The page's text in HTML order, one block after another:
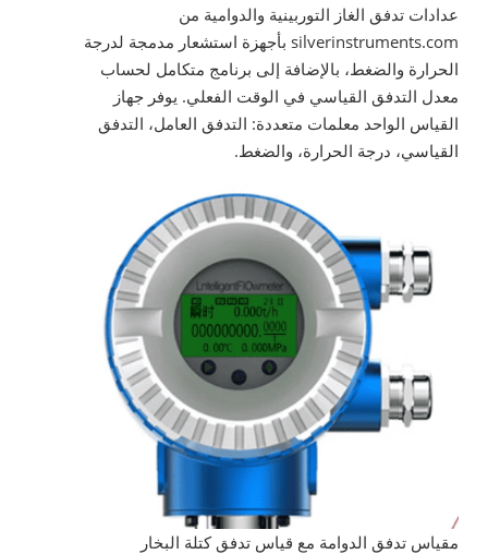
عدادات تدفق الغاز التوربينية والدوامية من
silverinstruments.com بأجهزة استشعار مدمجة لدرجة
الحرارة والضغط، بالإضافة إلى برنامج متكامل لحساب
معدل التدفق القياسي في الوقت الفعلي. يوفر جهاز
القياس الواحد معلمات متعددة: التدفق العامل، التدفق
القياسي، درجة الحرارة، والضغط.
مقياس تدفق الدوامة مع قياس تدفق كتلة البخار